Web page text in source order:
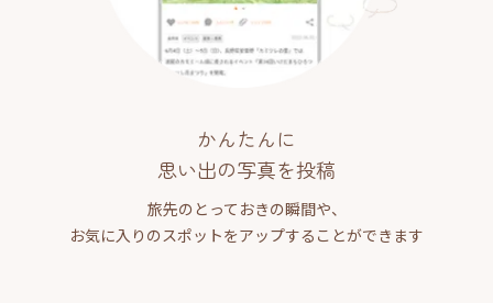
かんたんに
思い出の写真を投稿
旅先のとっておきの瞬間や、
お気に入りのスポットをアップすることができます